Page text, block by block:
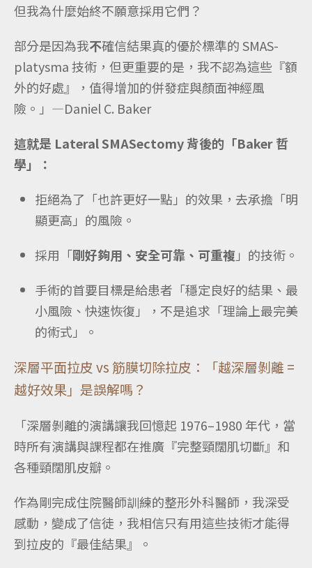
但我為什麼始終不願意採用它們？
部分是因為我不確信結果真的優於標準的 SMAS-
platysma 技術，但更重要的是，我不認為這些『額
外的好處』，值得增加的併發症與顏面神經風
險。」—Daniel C. Baker
這就是 Lateral SMASectomy 背後的「Baker 哲
學」：
拒絕為了「也許更好一點」的效果，去承擔「明
顯更高」的風險。
採用「剛好夠用、安全可靠、可重複 」的技術。
手術的首要目標是給患者「穩定良好的結果、最
小風險、快速恢復」，不是追求「理論上最完美
的術式」。
深層平面拉皮 vs 筋膜切除拉皮：「越深層剝離 =
越好效果」是誤解嗎？
「深層剝離的演講讓我回憶起 1976–1980 年代，當
時所有演講與課程都在推廣『完整頸闊肌切斷』和
各種頸闊肌皮瓣。
作為剛完成住院醫師訓練的整形外科醫師，我深受
感動，變成了信徒，我相信只有用這些技術才能得
到拉皮的『最佳結果』。